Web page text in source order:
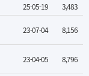
25-05-19 3,483
23-07-04 8,156
23-04-05 8,796